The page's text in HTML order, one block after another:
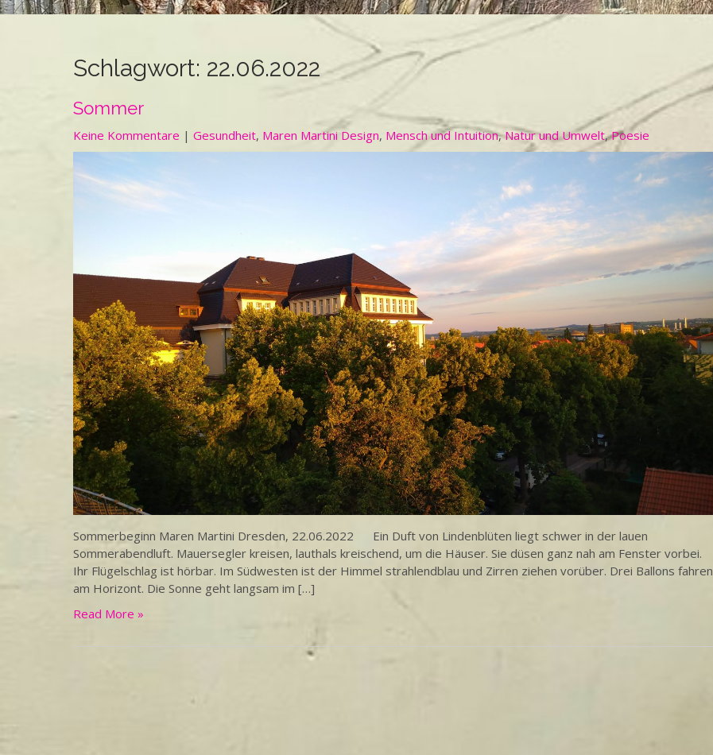
Schlagwort: 22.06.2022
Sommer
Keine Kommentare | Gesundheit, Maren Martini Design, Mensch und Intuition,Natur und Umwelt,Poesie
Sommerbeginn Maren Martini Dresden, 22.06.2022 Ein Duft von Lindenblüten liegt schwer in der lauen
Sommerabendluft. Mauersegler kreisen, lauthals kreischend, um die Häuser. Sie düsen ganz nah am Fenster vorbei.
Ihr Flügelschlag ist hörbar. Im Südwesten ist der Himmel strahlendblau und Zirren ziehen vorüber. Drei Ballons fahren
am Horizont. Die Sonne geht langsam im […]
Read More »